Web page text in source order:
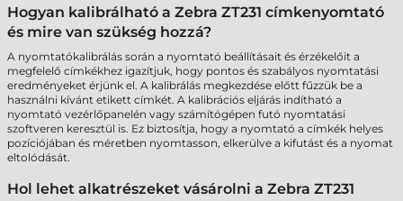
Hogyan kalibrálható a Zebra ZT231 címkenyomtató
és mire van szükség hozzá?
A nyomtatókalibrálás során a nyomtató beállításait és érzékelőit a
megfelelő címkékhez igazítjuk, hogy pontos és szabályos nyomtatási
eredményeket érjünk el. A kalibrálás megkezdése előtt fűzzük be a
használni kívánt etikett címkét. A kalibrációs eljárás indítható a
nyomtató vezérlőpanelén vagy számítógépen futó nyomtatási
szoftveren keresztül is. Ez biztosítja, hogy a nyomtató a címkék helyes
pozíciójában és méretben nyomtasson, elkerülve a kifutást és a nyomat
eltolódását.
Hol lehet alkatrészeket vásárolni a Zebra ZT231